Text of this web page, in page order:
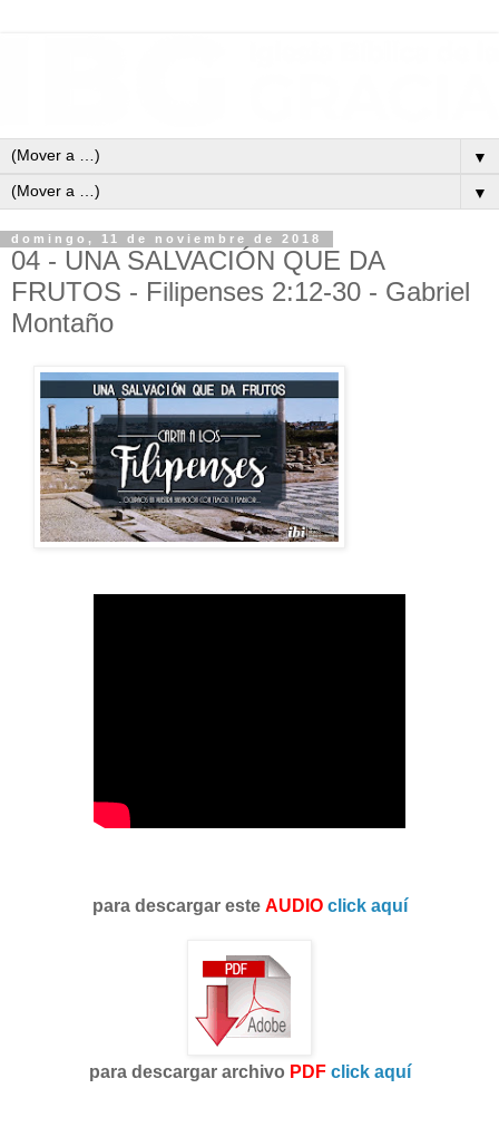
▼
▼
domingo, 11 de noviembre de 2018
04 - UNA SALVACIÓN QUE DA
FRUTOS - Filipenses 2:12-30 - Gabriel
Montaño
para descargar este AUDIO click aquí
para descargar archivo PDF click aquí